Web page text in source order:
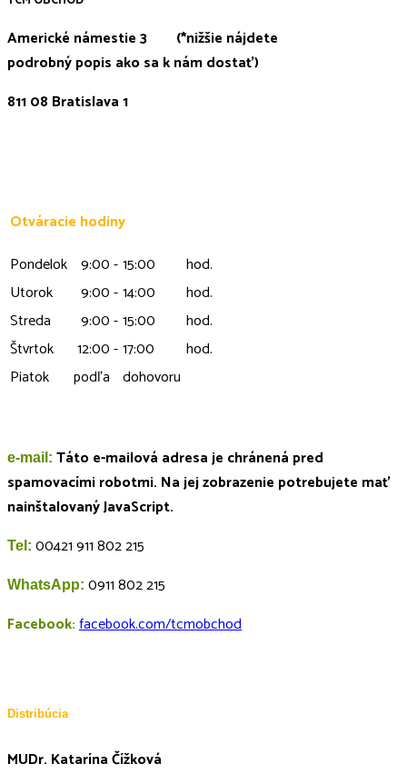
Americké námestie 3 (*nižšie nájdete
podrobný popis ako sa k nám dostať)
811 08 Bratislava 1
Otváracie hodiny
Pondelok 9:00-15:00
hod.
Utorok
9:00-14:00
hod.
Streda
9:00-15:00
hod.
Štvrtok
12:00-17:00
hod.
Piatok
podľa dohovoru
e-mail: Táto e-mailová adresa je chránená pred
spamovacími robotmi. Na jej zobrazenie potrebujete mať
nainštalovaný JavaScript.
Tel: 00421 911 802 215
WhatsApp: 0911 802 215
Facebook:facebook.com/tcmobchod
Distribúcia
MUDr. Katarína Čížková